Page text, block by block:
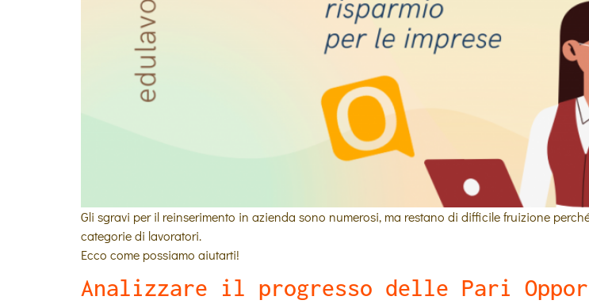
Gli sgravi per il reinserimento in azienda sono numerosi, ma restano di difficile fruizione
categorie di lavoratori.
Ecco come possiamo aiutarti!
Analizzare il progresso delle Pari